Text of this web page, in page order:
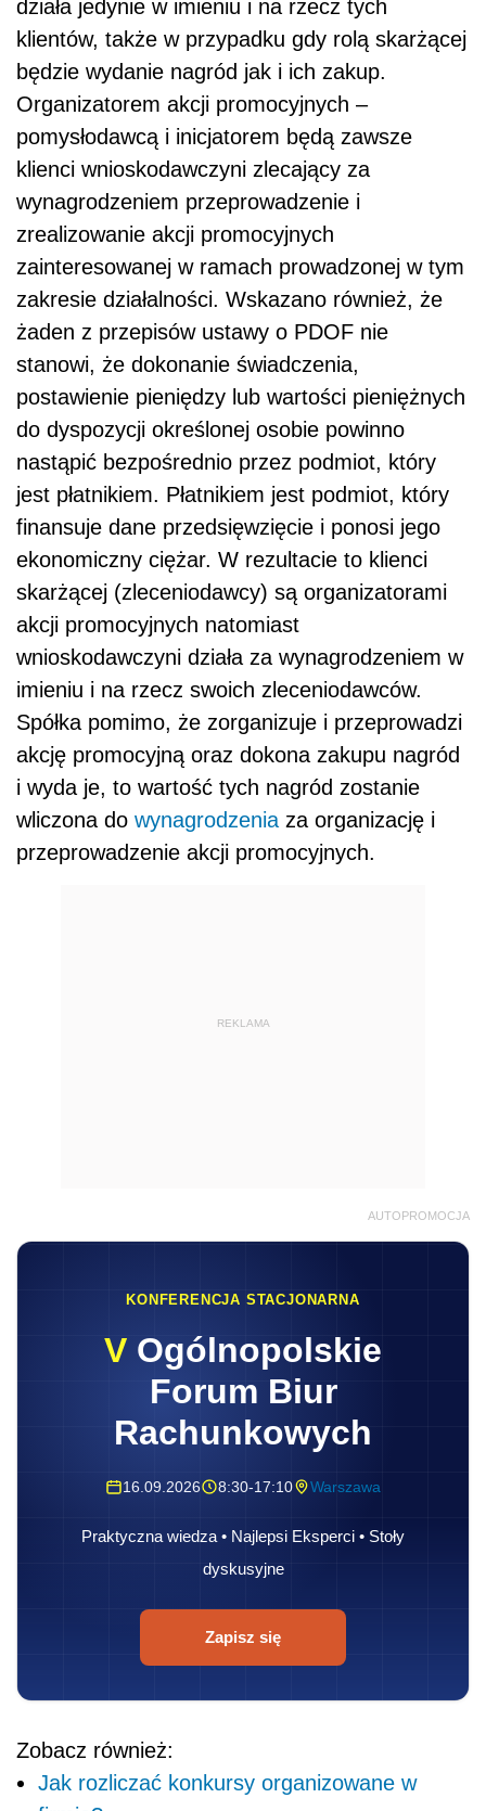
działa jedynie w imieniu i na rzecz tych
klientów, także w przypadku gdy rolą skarżącej
będzie wydanie nagród jak i ich zakup.
Organizatorem akcji promocyjnych –
pomysłodawcą i inicjatorem będą zawsze
klienci wnioskodawczyni zlecający za
wynagrodzeniem przeprowadzenie i
zrealizowanie akcji promocyjnych
zainteresowanej w ramach prowadzonej w tym
zakresie działalności. Wskazano również, że
żaden z przepisów ustawy o PDOF nie
stanowi, że dokonanie świadczenia,
postawienie pieniędzy lub wartości pieniężnych
do dyspozycji określonej osobie powinno
nastąpić bezpośrednio przez podmiot, który
jest płatnikiem. Płatnikiem jest podmiot, który
finansuje dane przedsięwzięcie i ponosi jego
ekonomiczny ciężar. W rezultacie to klienci
skarżącej (zleceniodawcy) są organizatorami
akcji promocyjnych natomiast
wnioskodawczyni działa za wynagrodzeniem w
imieniu i na rzecz swoich zleceniodawców.
Spółka pomimo, że zorganizuje i przeprowadzi
akcję promocyjną oraz dokona zakupu nagród
i wyda je, to wartość tych nagród zostanie
wliczona do wynagrodzenia za organizację i
przeprowadzenie akcji promocyjnych.
REKLAMA
AUTOPROMOCJA
KONFERENCJA STACJONARNA
V Ogólnopolskie
Forum Biur
Rachunkowych
16.09.2026 8:30-17:10 Warszawa
Praktyczna wiedza • Najlepsi Eksperci • Stoły
dyskusyjne
Zapisz się
Zobacz również:
Jak rozliczać konkursy organizowane w